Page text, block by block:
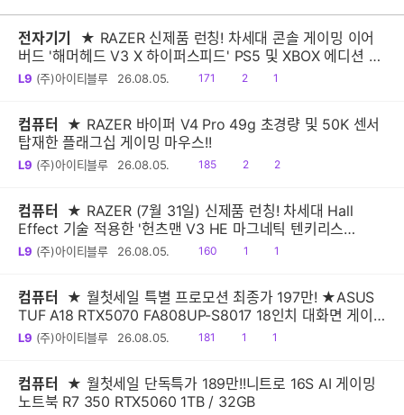
전자기기
★ RAZER 신제품 런칭! 차세대 콘솔 게이밍 이어
버드 '해머헤드 V3 X 하이퍼스피드' PS5 및 XBOX 에디션 출
시!
L9 (주)아이티블루 26.08.05.
읽
171
공
2
댓1
컴퓨터
★ RAZER 바이퍼 V4 Pro 49g 초경량 및 50K 센서
탑재한 플래그십 게이밍 마우스!!
L9 (주)아이티블루 26.08.05.
읽
185
공
2
댓
2
컴퓨터
★ RAZER (7월 31일) 신제품 런칭! 차세대 Hall
Effect 기술 적용한 '헌츠맨 V3 HE 마그네틱 텐키리스
8KHz, 미니 65% 8KHz' 출시
L9 (주)아이티블루 26.08.05.
읽
160
공1
댓1
컴퓨터
★ 월첫세일 특별 프로모션 최종가 197만! ★ASUS
TUF A18 RTX5070 FA808UP-S8017 18인치 대화면 게이
밍노트북
L9 (주)아이티블루 26.08.05.
읽
181
공1
댓1
컴퓨터
★ 월첫세일 단독특가 189만!!니트로 16S AI 게이밍
노트북 R7 350 RTX5060 1TB / 32GB